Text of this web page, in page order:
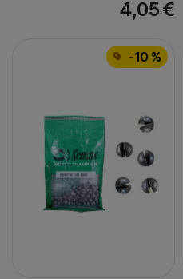
4,05€
-10 %